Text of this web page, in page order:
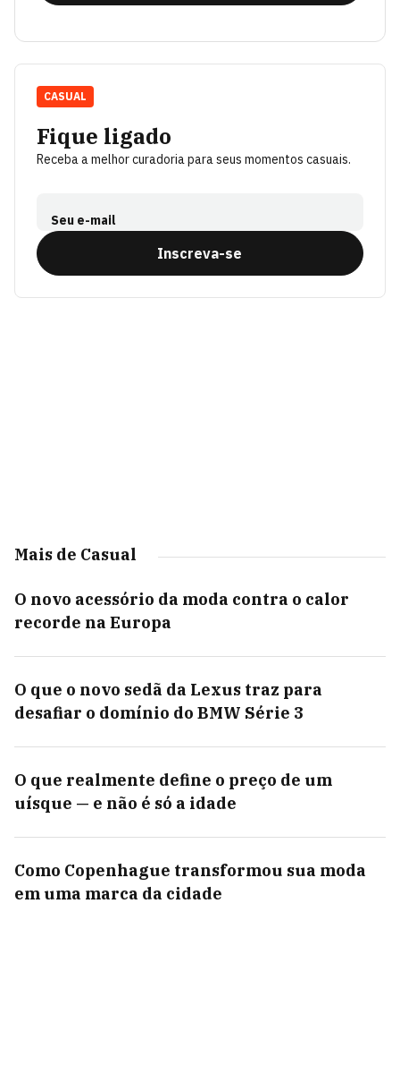
Fique ligado
Receba a melhor curadoria para seus momentos casuais.
Seu e-mail
Inscreva-se
CASUAL
Mais de Casual
O novo acessório da moda contra o calor
recorde na Europa
O que o novo sedã da Lexus traz para
desafiar o domínio do BMW Série 3
O que realmente define o preço de um
uísque — e não é só a idade
Como Copenhague transformou sua moda
em uma marca da cidade